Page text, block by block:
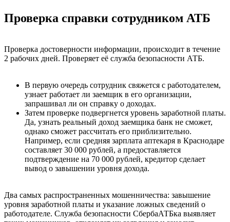
Проверка справки сотрудником АТБ
Проверка достоверности информации, происходит в течение
2 рабочих дней. Проверяет её служба безопасности АТБ.
В первую очередь сотрудник свяжется с работодателем,
узнает работает ли заемщик в его организации,
запрашивал ли он справку о доходах.
Затем проверке подвергнется уровень заработной платы.
Да, узнать реальный доход заемщика банк не сможет,
однако сможет рассчитать его приблизительно.
Например, если средняя зарплата аптекаря в Краснодаре
составляет 30 000 рублей, а предоставляется
подтверждение на 70 000 рублей, кредитор сделает
вывод о завышении уровня дохода.
Два самых распространенных мошенничества: завышение
уровня заработной платы и указание ложных сведений о
работодателе. Служба безопасности СбербаАТБка выявляет